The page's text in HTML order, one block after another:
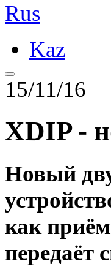
Rus
Kaz
15/11/16
XDIP -
Новый
как
передаёт